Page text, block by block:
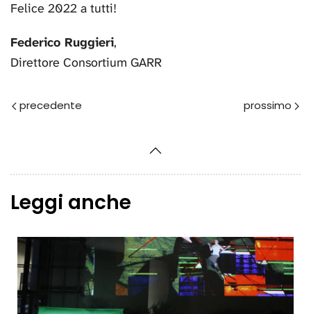
Felice 2022 a tutti!
Federico Ruggieri,
Direttore Consortium GARR
Leggi anche